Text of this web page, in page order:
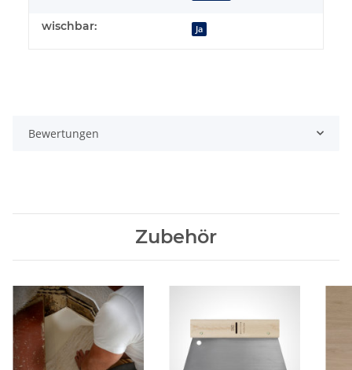
wischbar: Ja
Bewertungen
Zubehör